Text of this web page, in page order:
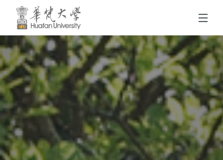
跳到頁面主要內容區